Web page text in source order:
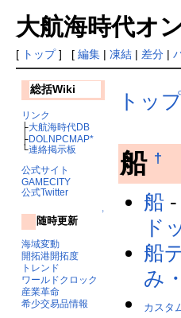
大航海時代オ
[ トップ] [ 編集| 凍結| 差分|
総括Wiki
リンク
├大航海時代DB
├DOLNPCMAP*
└連絡掲示板
公式サイト
GAMECITY
公式Twitter
↑
随時更新
海域変動
開拓港開拓度
トレンド
ワールドクロック
産業革命
希少交易品情報
トッ
船 †
船
ド
船
み
カスタ